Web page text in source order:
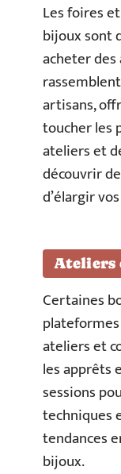
Les foires
bijoux sont
acheter
artisans,
toucher les
ateliers et
découvrir
d’élargir
Ateliers
Certaines
ateliers et
les apprêts
sessions
techniques
tendances
bijoux.